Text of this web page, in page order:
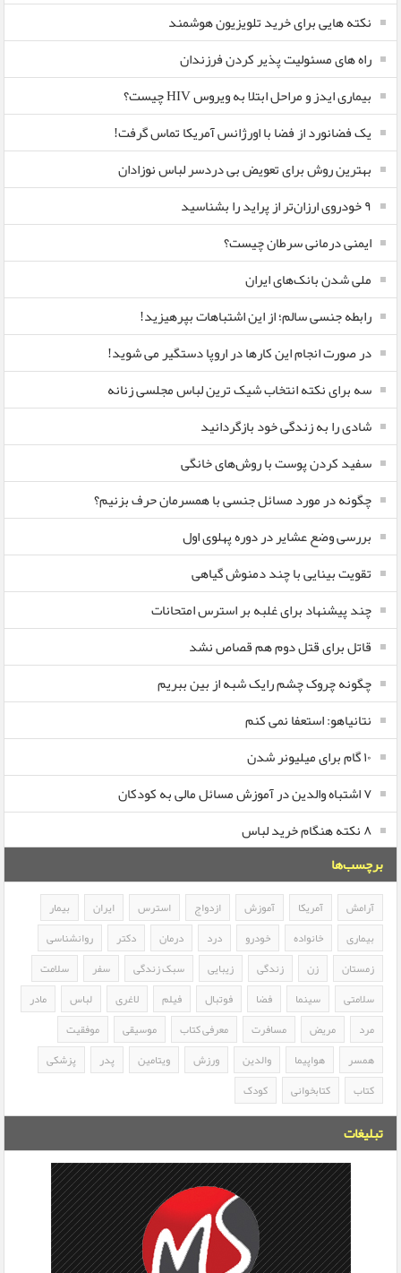
نکته هایی برای خرید تلویزیون هوشمند
راه های مسئولیت پذیر کردن فرزندان
بیماری ایدز و مراحل ابتلا به ویروس HIV چیست؟
یک فضانورد از فضا با اورژانس آمریکا تماس گرفت!
بهترین روش برای تعویض بی دردسر لباس نوزادان
٩ خودروی ارزان‌تر از پراید را بشناسید
ایمنی درمانی سرطان چیست؟
ملی شدن بانک‌های ایران
رابطه جنسی سالم؛ از این اشتباهات بپرهیزید!
در صورت انجام این کارها در اروپا دستگیر می شوید!
سه برای نکته انتخاب شیک ترین لباس مجلسی زنانه
شادی را به زندگی خود بازگردانید
سفید کردن پوست با روش‌های خانگی
چگونه در مورد مسائل جنسی با همسرمان حرف بزنیم؟
بررسی وضع عشایر در دوره پهلوی اول
تقویت بینایی با چند دمنوش گیاهی
چند پیشنهاد برای غلبه بر استرس امتحانات
قاتل برای قتل دوم هم قصاص نشد
چگونه چروک چشم رایک شبه از بین ببریم
نتانیاهو: استعفا نمی کنم
۱۰ گام برای میلیونر شدن
۷ اشتباه والدین در آموزش مسائل مالی به کودکان
۸ نکته هنگام خرید لباس
برچسب‌ها
آرامش آمریکا آموزش ازدواج استرس ایران
بیمار
بیماری
خانواده خودرو درد درمان دکتر
روانشناسی
زمستان
زن زندگی زیبایی سبک زندگی سفر
سلامت
سلامتی
سینما فضا فوتبال فیلم لاغری لباس
مادر
مرد
مریض مسافرت معرفی کتاب موسیقی
موفقیت
همسر
هواپیما والدین ورزش ویتامین پدر
پزشکی
کتاب
کتابخوانی کودک
تبلیغات